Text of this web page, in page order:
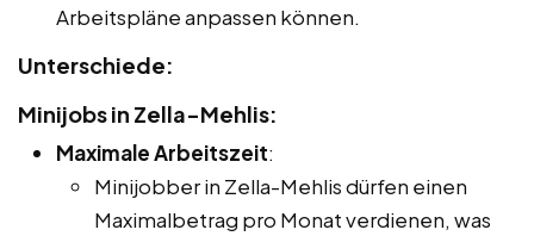
Arbeitspläne anpassen können.
Unterschiede:
Minijobs in Zella-Mehlis:
Maximale Arbeitszeit:
Minijobber in Zella-Mehlis dürfen einen
Maximalbetrag pro Monat verdienen, was